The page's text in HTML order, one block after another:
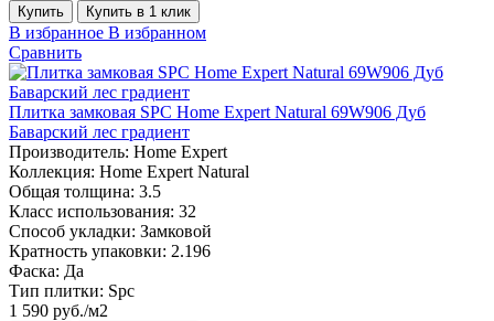
Купить Купить в 1 клик
В избранное В избранном
Сравнить
Плитка замковая SPC Home Expert Natural 69W906 Дуб
Баварский лес градиент
Производитель: Home Expert
Коллекция: Home Expert Natural
Общая толщина: 3.5
Класс использования: 32
Способ укладки: Замковой
Кратность упаковки: 2.196
Фаска: Да
Тип плитки: Spc
1 590 руб./м2